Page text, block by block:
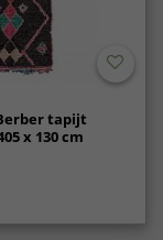
tapijt
x 130 cm